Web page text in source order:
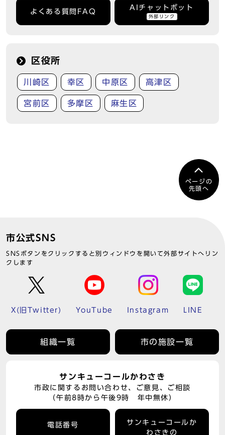
よくある質問FAQ
AIチャットボット
外部リンク
区役所
川崎区 幸区 中原区 高津区
宮前区 多摩区 麻生区
ページの
先頭へ
市公式SNS
SNSボタンをクリックすると別ウィンドウを開いて外部サイトへリン
クします
X(旧Twitter) YouTube Instagram LINE
組織一覧 市の施設一覧
サンキューコールかわさき
市政に関するお問い合わせ、ご意見、ご相談
（午前8時から午後9時 年中無休）
電話番号
サンキューコールか
わさきの